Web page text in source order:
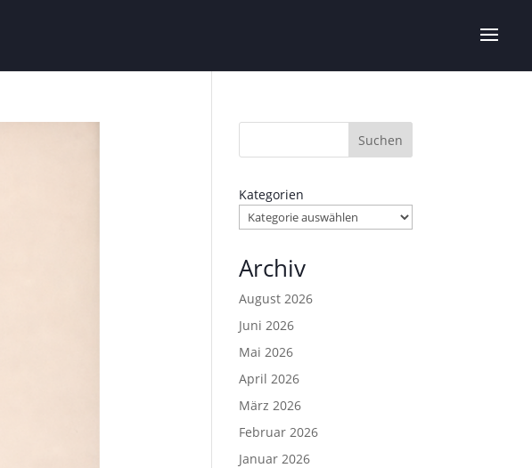
Suchen
Kategorien
Archiv
August 2026
Juni 2026
Mai 2026
April 2026
März 2026
Februar 2026
Januar 2026